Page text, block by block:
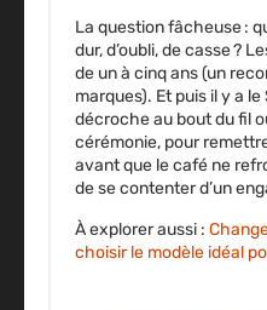
La question fâcheuse :
dur, d’oubli, de casse ?
de un à cinq ans (un
marques). Et puis il y a le
décroche au bout du fil
cérémonie, pour
avant que le café ne
de se contenter d’un
À explorer aussi :
choisir le modèle idéal